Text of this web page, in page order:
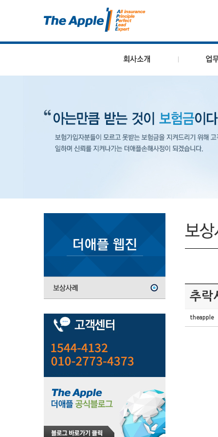
추락
theapple